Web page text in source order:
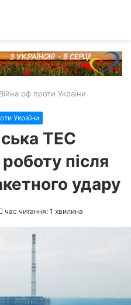
Війна рф проти України
України
ТЕС
після
удару
час читання: 1 хвилина